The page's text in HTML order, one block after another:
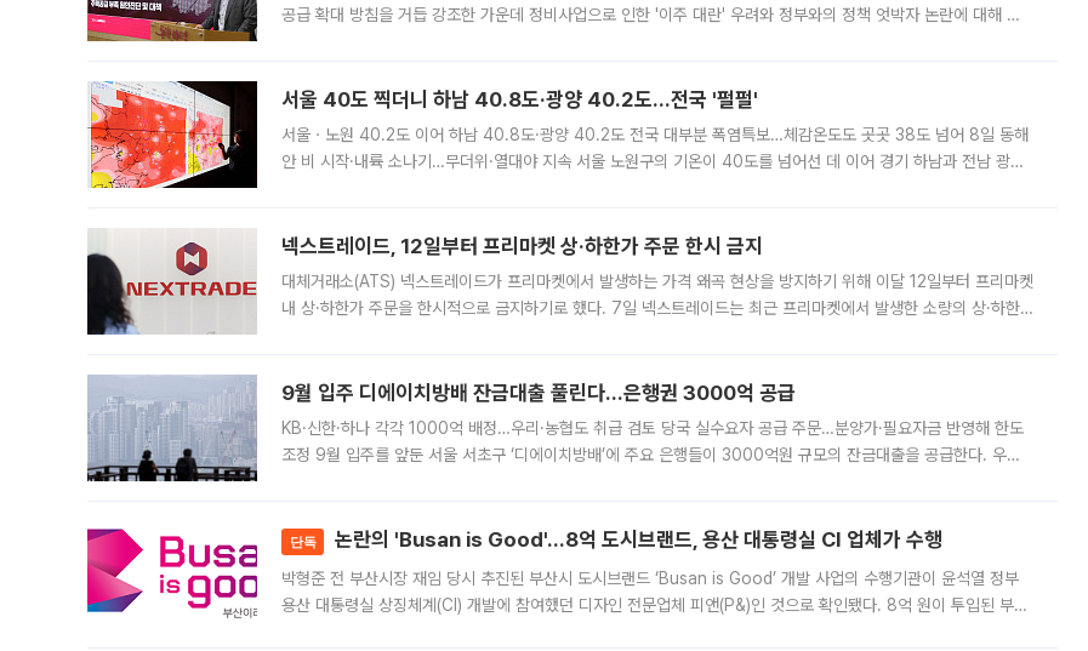
공급 확대 방침을 거듭 강조한 가운데 정비사업으로 인한 '이주 대란' 우려와 정부와의 정책 엇박자 논란에 대해 정
서울 40도 찍더니 하남 40.8도·광양 40.2도…전국 '펄펄'
서울ㆍ노원 40.2도 이어 하남 40.8도·광양 40.2도 전국 대부분 폭염특보…체감온도도 곳곳 38도 넘어 8일 동해
안 비 시작·내륙 소나기…무더위·열대야 지속 서울 노원구의 기온이 40도를 넘어선 데 이어 경기 하남과 전남 광양
넥스트레이드, 12일부터 프리마켓 상·하한가 주문 한시 금지
대체거래소(ATS) 넥스트레이드가 프리마켓에서 발생하는 가격 왜곡 현상을 방지하기 위해 이달 12일부터 프리마켓
내 상·하한가 주문을 한시적으로 금지하기로 했다. 7일 넥스트레이드는 최근 프리마켓에서 발생한 소량의 상·하한
9월 입주 디에이치방배 잔금대출 풀린다…은행권 3000억 공급
KB·신한·하나 각각 1000억 배정…우리·농협도 취급 검토 당국 실수요자 공급 주문…분양가·필요자금 반영해 한도
조정 9월 입주를 앞둔 서울 서초구 ‘디에이치방배’에 주요 은행들이 3000억원 규모의 잔금대출을 공급한다. 우리
단독 논란의 'Busan is Good'…8억 도시브랜드, 용산 대통령실 CI 업체가 수행
박형준 전 부산시장 재임 당시 추진된 부산시 도시브랜드 ‘Busan is Good’ 개발 사업의 수행기관이 윤석열 정부
용산 대통령실 상징체계(CI) 개발에 참여했던 디자인 전문업체 피앤(P&)인 것으로 확인됐다. 8억 원이 투입된 부산